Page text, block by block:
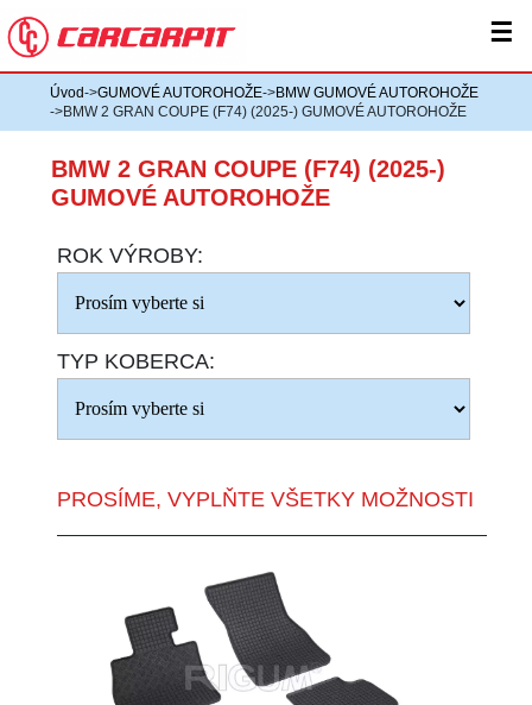
☰
Úvod->GUMOVÉ AUTOROHOŽE->BMW GUMOVÉ AUTOROHOŽE
->BMW 2 GRAN COUPE (F74) (2025-) GUMOVÉ AUTOROHOŽE
BMW 2 GRAN COUPE (F74) (2025-)
GUMOVÉ AUTOROHOŽE
ROK VÝROBY:
TYP KOBERCA:
PROSÍME, VYPLŇTE VŠETKY MOŽNOSTI